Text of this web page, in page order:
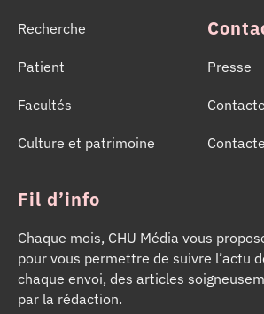
Recherche
Patient
Facultés
Culture et patrimoine
Presse
Fil d’info
Chaque mois, CHU Média vous
pour vous permettre de suivre l’actu
chaque envoi, des articles
par la rédaction.